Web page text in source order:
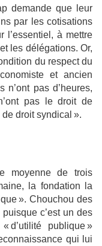
demande que leur
par les cotisations
l’essentiel, à mettre
les délégations. Or,
du respect du
et ancien
pas d’heures,
pas le droit de
de droit syndical ».
moyenne de trois
la fondation la
». Chouchou des
c’est un des
d’utilité publique »
qui lui